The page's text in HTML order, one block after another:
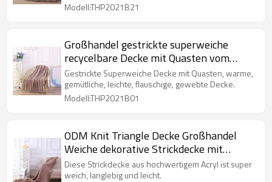
Modell:THP2021B21
Großhandel gestrickte superweiche
recycelbare Decke mit Quasten vom
chinesischen Lieferanten
Gestrickte Superweiche Decke mit Quasten, warme,
gemütliche, leichte, flauschige, gewebte Decke.
Modell:THP2021B01
ODM Knit Triangle Decke Großhandel
Weiche dekorative Strickdecke mit
Quasten
Diese Strickdecke aus hochwertigem Acryl ist super
weich, langlebig und leicht.